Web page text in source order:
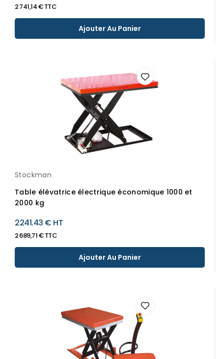
2 741,14 € TTC
Ajouter Au Panier
Stockman
Table élévatrice électrique économique 1000 et
2000 kg
2241.43 € HT
2 689,71 € TTC
Ajouter Au Panier